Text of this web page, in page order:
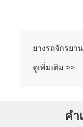
ยางรถจักรยา
ดูเพิ่มเติม >>
คำ